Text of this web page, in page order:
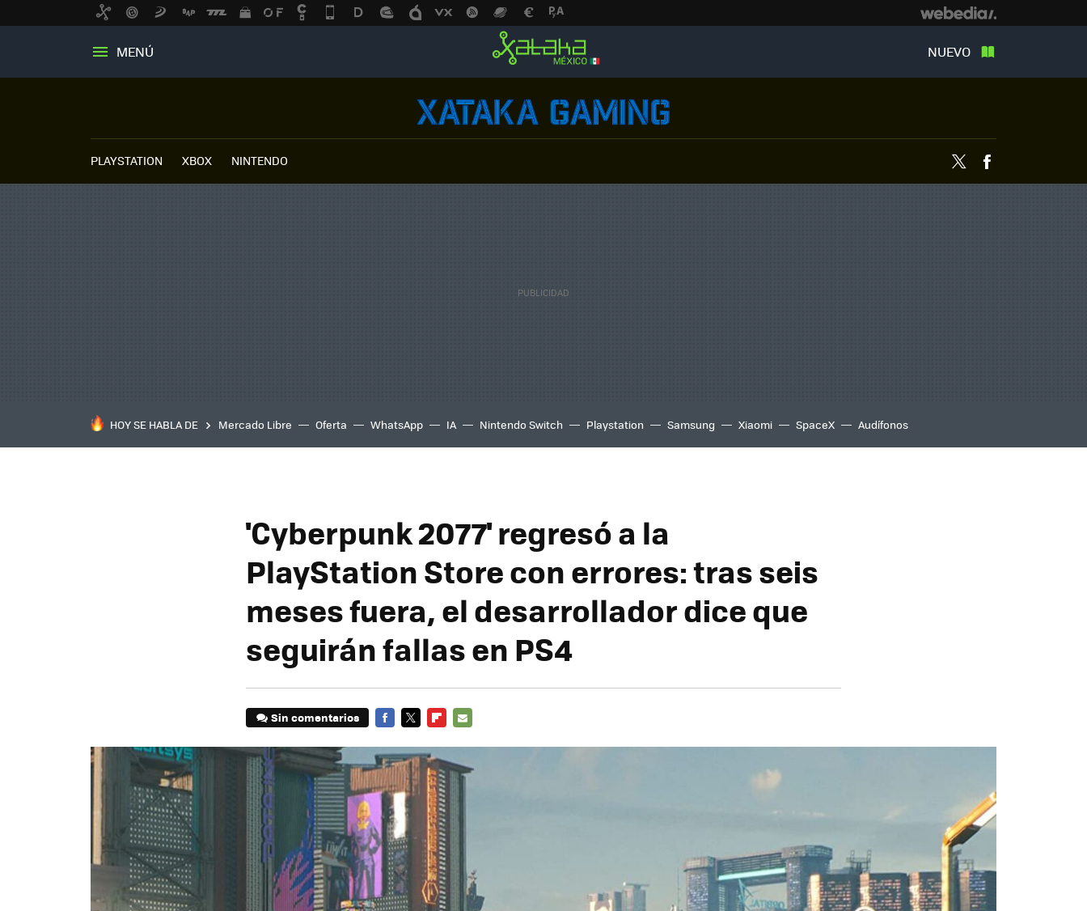
MENÚ NUEVO
PLAYSTATION XBOX NINTENDO Twitter
HOY SE HABLA DE Mercado Libre Oferta WhatsApp IA Nintendo Switch Playstation Samsung Xiaomi SpaceX Audífonos
'Cyberpunk 2077' regresó a la
PlayStation Store con errores: tras seis
meses fuera, el desarrollador dice que
seguirán fallas en PS4
Sin comentarios